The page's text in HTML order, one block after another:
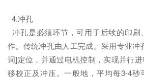
4.冲孔
冲孔是必须环节，可用于后续的印刷
作。传统冲孔由人工完成。采用专业冲
词]定位，并通过电机控制，实现并行
移校正及冲压。一般地，平均每3-4秒